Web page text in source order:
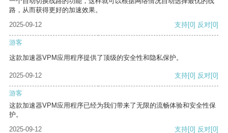
路，从而获得更好的加速效果。
2025-09-12
支持[0] 反对[0]
游客
这款加速器VPM应用程序提供了顶级的安全性和隐私保护。
2025-09-12 支持[0] 反对[0]
游客
这款加速器VPM应用程序已经为我们带来了无限的流畅体验和安全性保
护。
2025-09-12
支持[0] 反对[0]